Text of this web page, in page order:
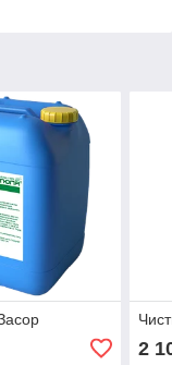
2